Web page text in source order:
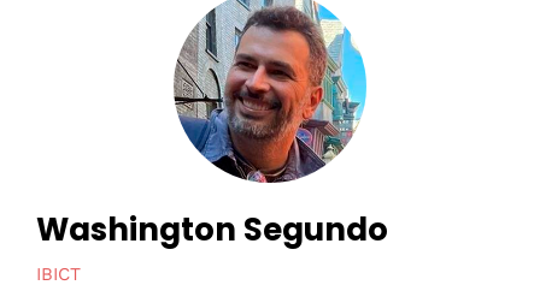
Washington Segundo
IBICT